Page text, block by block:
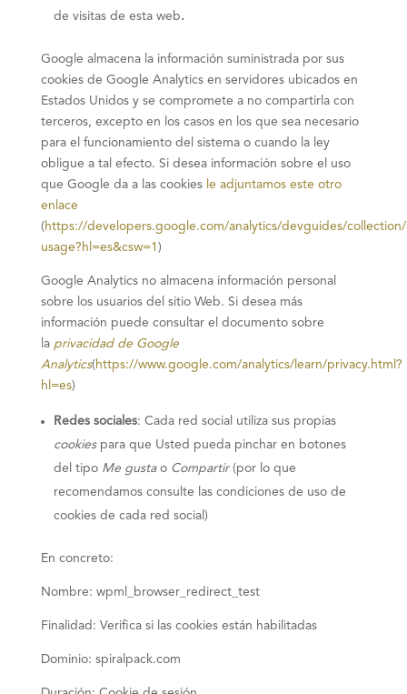
de visitas de esta web.
Google almacena la información suministrada por sus
cookies de Google Analytics en servidores ubicados en
Estados Unidos y se compromete a no compartirla con
terceros, excepto en los casos en los que sea necesario
para el funcionamiento del sistema o cuando la ley
obligue a tal efecto. Si desea información sobre el uso
que Google da a las cookies le adjuntamos este otro
enlace
( https://developers.google.com/analytics/devguides/collection/
usage?hl=es&csw=1 )
Google Analytics no almacena información personal
sobre los usuarios del sitio Web. Si desea más
información puede consultar el documento sobre
la privacidad de Google
Analytics( https://www.google.com/analytics/learn/privacy.html?
hl=es)
Redes sociales: Cada red social utiliza sus propias
cookiespara que Usted pueda pinchar en botones
del tipo Me gustao Compartir(por lo que
recomendamos consulte las condiciones de uso de
cookies de cada red social)
En concreto:
Nombre: wpml_browser_redirect_test
Finalidad: Verifica si las cookies están habilitadas
Dominio: spiralpack.com